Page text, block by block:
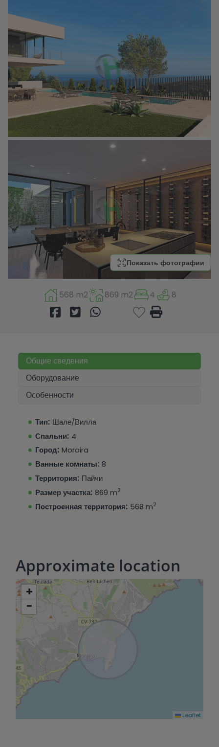
Показать фотографии
568 m2 869 m2 4 8
Общие сведения
Оборудование
Особенности
Тип: Шале/Вилла
Спальни: 4
Город: Moraira
Ванные комнаты: 8
Территория: Пайчи
Размер участка: 869 m2
Построенная территория: 568 m2
Approximate location
+
−
Leaflet